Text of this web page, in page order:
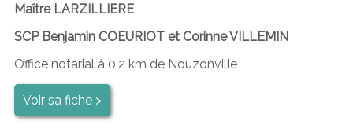
Maître LARZILLIERE
SCP Benjamin COEURIOT et Corinne VILLEMIN
Office notarial à 0,2 km de Nouzonville
Voir sa fiche >